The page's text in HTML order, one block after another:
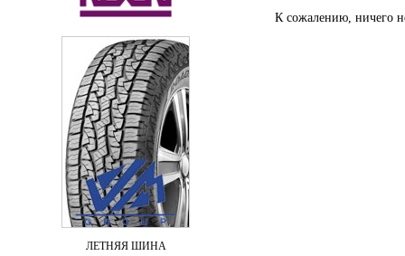
ЛЕТНЯЯ ШИНА
К сожалению, ничего